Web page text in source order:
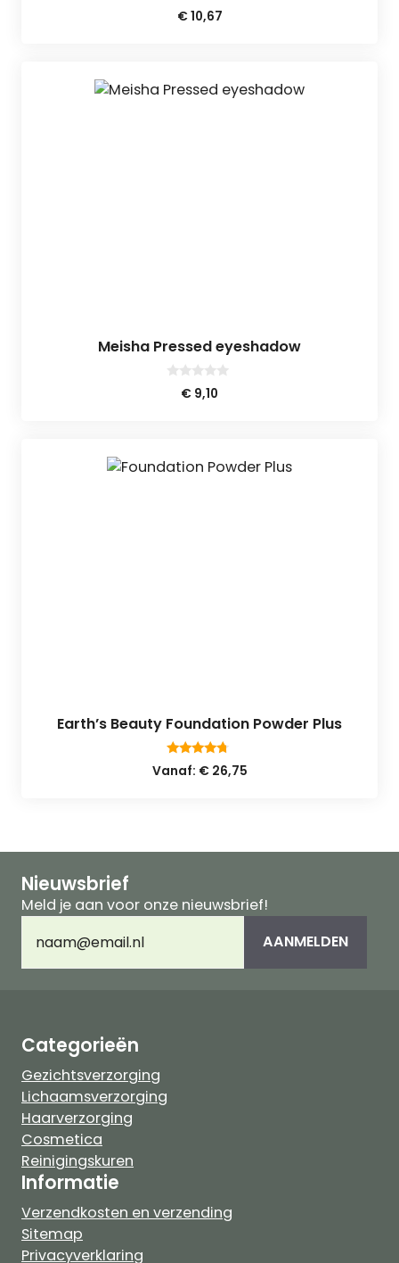
€10,67
Meisha Pressed eyeshadow
€ 9,10
Earth’s Beauty Foundation Powder Plus
4.50
van 5
Vanaf: €26,75
Nieuwsbrief
Meld je aan voor onze nieuwsbrief!
mailadres(Vereist) AANMELDEN
Categorieën
Gezichtsverzorging
Lichaamsverzorging
Haarverzorging
Cosmetica
Reinigingskuren
Informatie
Verzendkosten en verzending
Sitemap
Privacyverklaring